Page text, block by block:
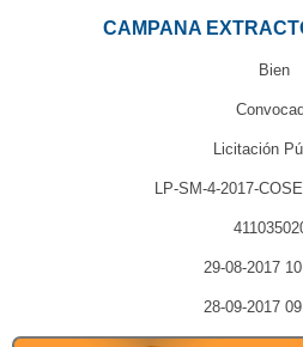
CAMPANA
Bien
Licitación
LP-SM-4-2017-
29-08-2017
28-09-2017